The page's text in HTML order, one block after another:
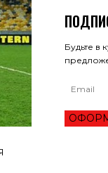
Будьте в